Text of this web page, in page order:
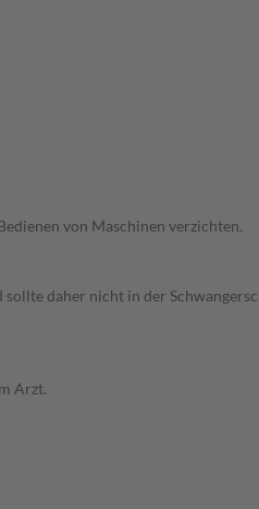
von Maschinen verzichten.
daher nicht in der
Arzt.